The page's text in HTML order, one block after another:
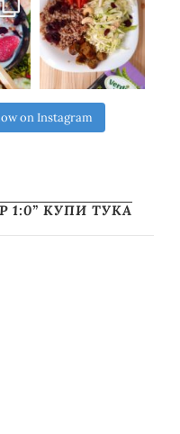
on Instagram
1:0” КУПИ ТУКА